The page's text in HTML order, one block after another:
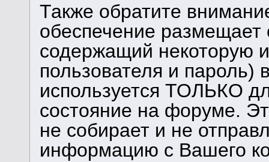
Также обратите
обеспечение
содержащий некоторую
пользователя и
используется ТОЛЬКО
состояние на форуме.
не собирает и не
информацию с Вашего